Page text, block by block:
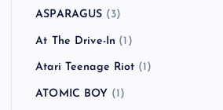
ASPARAGUS (3)
At The Drive-In (1)
Atari Teenage Riot (1)
ATOMIC BOY (1)